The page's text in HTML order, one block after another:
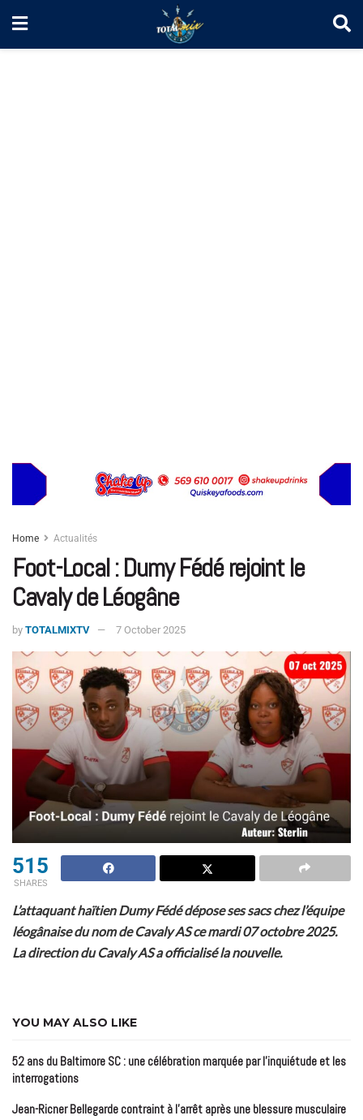
Home Actualités
Foot-Local : Dumy Fédé rejoint le
Cavaly de Léogâne
by TOTALMIXTV 7 October 2025
515
SHARES
L’attaquant haïtien Dumy Fédé dépose ses sacs chez l’équipe
léogânaise du nom de Cavaly AS ce mardi 07 octobre 2025.
La direction du Cavaly AS a officialisé la nouvelle.
YOU MAY ALSO LIKE
52 ans du Baltimore SC : une célébration marquée par l’inquiétude et les
interrogations
Jean-Ricner Bellegarde contraint à l’arrêt après une blessure musculaire